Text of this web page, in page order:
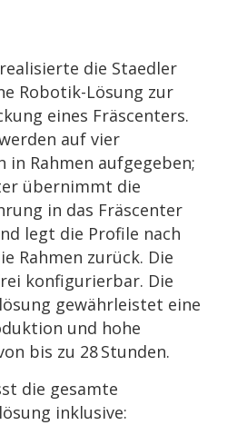
die Staedler
Robotik-Lösung zur
eines Fräscenters.
auf vier
in Rahmen aufgegeben;
übernimmt die
in das Fräscenter
legt die Profile nach
Rahmen zurück. Die
konfigurierbar. Die
gewährleistet eine
und hohe
bis zu 28 Stunden.
die gesamte
inklusive: